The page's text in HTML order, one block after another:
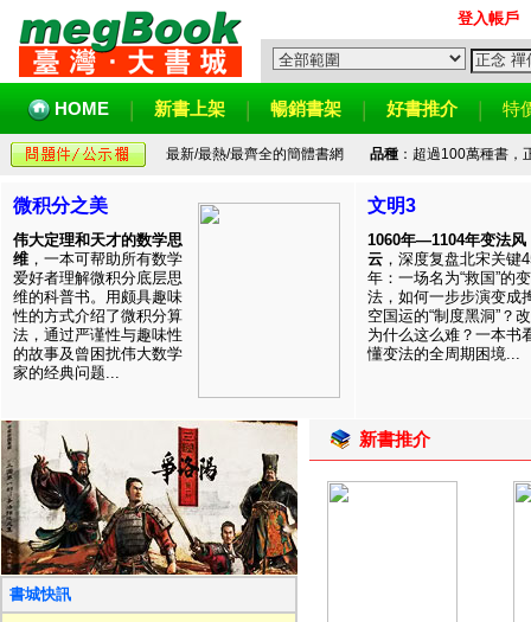
登入帳戶
HOME 新書上架 暢銷書架 好書推介 特
最新/最熱/最齊全的簡體書網 品種：超過100萬種書，
微积分之美
伟大定理和天才的数学思
维 ，一本可帮助所有数学
爱好者理解微积分底层思
维的科普书。用颇具趣味
性的方式介绍了微积分算
法，通过严谨性与趣味性
的故事及曾困扰伟大数学
家的经典问题...
文明3
1060年—1104年变法风
云 ，深度复盘北宋关键
年：一场名为“救国”的变
法，如何一步步演变成
空国运的“制度黑洞”？
为什么这么难？一本书
懂变法的全周期困境...
書城快訊
新書推介